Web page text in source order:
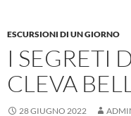
ESCURSIONI DI UN GIORNO
I SEGRETI
CLEVA
28 GIUGNO 2022